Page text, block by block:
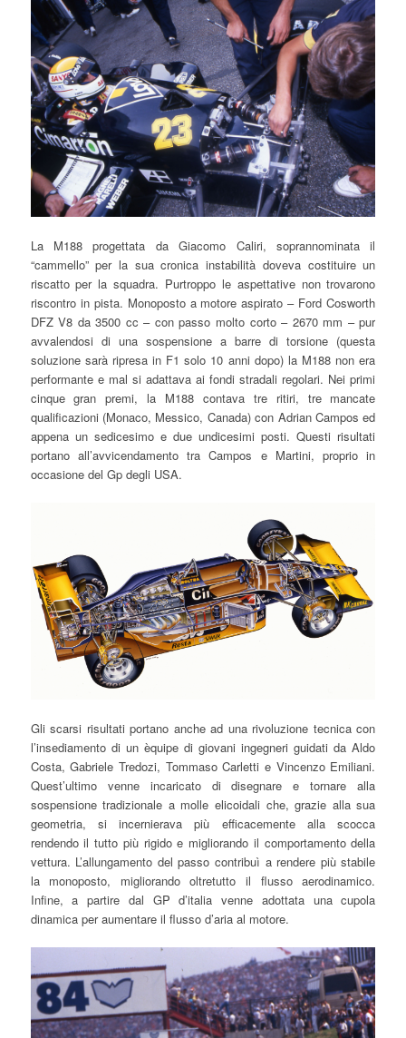
La M188 progettata da Giacomo Caliri, soprannominata il
“cammello” per la sua cronica instabilità doveva costituire un
riscatto per la squadra. Purtroppo le aspettative non trovarono
riscontro in pista. Monoposto a motore aspirato – Ford Cosworth
DFZ V8 da 3500 cc – con passo molto corto – 2670 mm – pur
avvalendosi di una sospensione a barre di torsione (questa
soluzione sarà ripresa in F1 solo 10 anni dopo) la M188 non era
performante e mal si adattava ai fondi stradali regolari. Nei primi
cinque gran premi, la M188 contava tre ritiri, tre mancate
qualificazioni (Monaco, Messico, Canada) con Adrian Campos ed
appena un sedicesimo e due undicesimi posti. Questi risultati
portano all’avvicendamento tra Campos e Martini, proprio in
occasione del Gp degli USA.
Gli scarsi risultati portano anche ad una rivoluzione tecnica con
l’insediamento di un èquipe di giovani ingegneri guidati da Aldo
Costa, Gabriele Tredozi, Tommaso Carletti e Vincenzo Emiliani.
Quest’ultimo venne incaricato di disegnare e tornare alla
sospensione tradizionale a molle elicoidali che, grazie alla sua
geometria, si incernierava più efficacemente alla scocca
rendendo il tutto più rigido e migliorando il comportamento della
vettura. L’allungamento del passo contribuì a rendere più stabile
la monoposto, migliorando oltretutto il flusso aerodinamico.
Infine, a partire dal GP d’italia venne adottata una cupola
dinamica per aumentare il flusso d’aria al motore.